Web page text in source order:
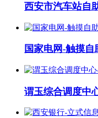
西安市汽车站自
国家电网-触摸自
谓玉综合调度中